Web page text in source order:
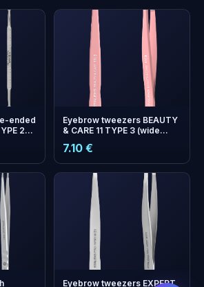
ended
2
Eyebrow tweezers BEAUTY
& CARE 11 TYPE 3 (wide
7.10 €
Eyebrow tweezers EXPERT
+
Збирайте і економте на